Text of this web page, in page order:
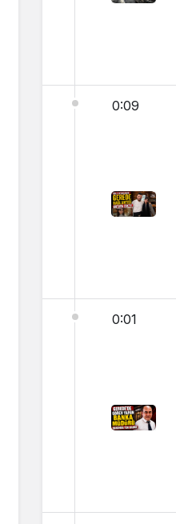
0:09
0:01